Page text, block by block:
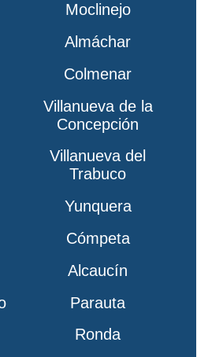
Moclinejo
Almáchar
Colmenar
Villanueva de la
Concepción
Villanueva del
Trabuco
Yunquera
Cómpeta
Alcaucín
Parauta
Ronda